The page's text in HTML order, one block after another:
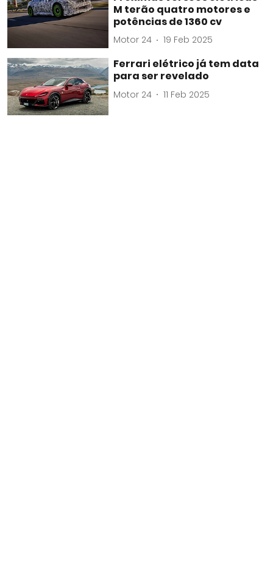
M terão quatro motores e
potências de 1360 cv
Motor 24 19 Feb 2025
Ferrari elétrico já tem data
para ser revelado
Motor 24 11 Feb 2025